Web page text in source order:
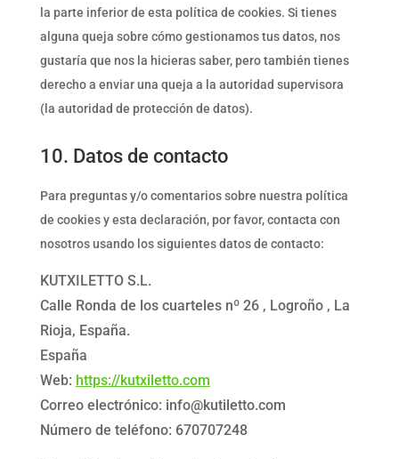
la parte inferior de esta política de cookies. Si tienes
alguna queja sobre cómo gestionamos tus datos, nos
gustaría que nos la hicieras saber, pero también tienes
derecho a enviar una queja a la autoridad supervisora
(la autoridad de protección de datos).
10. Datos de contacto
Para preguntas y/o comentarios sobre nuestra política
de cookies y esta declaración, por favor, contacta con
nosotros usando los siguientes datos de contacto:
KUTXILETTO S.L.
Calle Ronda de los cuarteles nº 26 , Logroño , La
Rioja, España.
España
Web: https://kutxiletto.com
Correo electrónico: info@kutiletto.com
Número de teléfono: 670707248